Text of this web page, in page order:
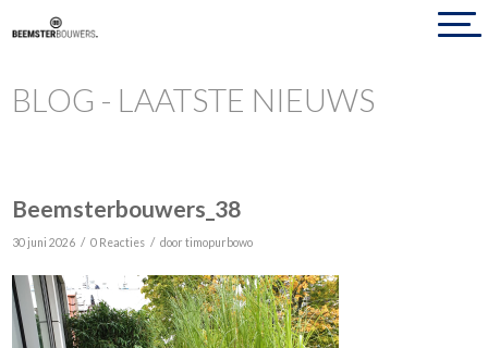
BLOG - LAATSTE NIEUWS
Beemsterbouwers_38
30 juni 2026 / 0 Reacties / doortimopurbowo